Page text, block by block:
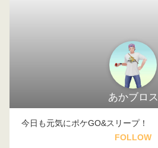
あかブロス
今日も元気にポケGO&スリープ！
FOLLOW